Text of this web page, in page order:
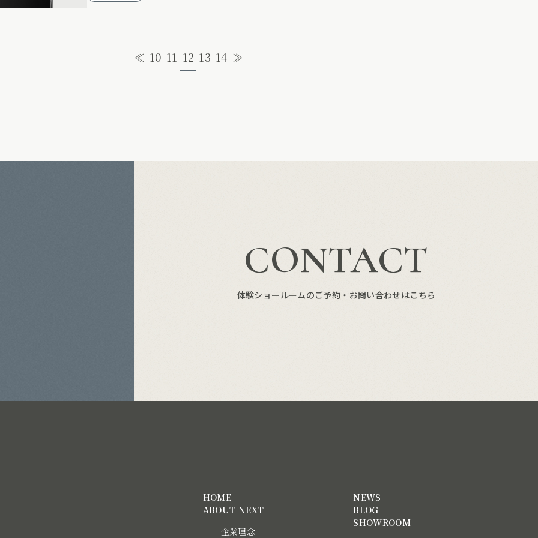
≪ 10 11 12 13 14 ≫
CONTACT
体験ショールームのご予約・お問い合わせはこちら
HOME
ABOUT NEXT
企業理念
NEWS
BLOG
SHOWROOM